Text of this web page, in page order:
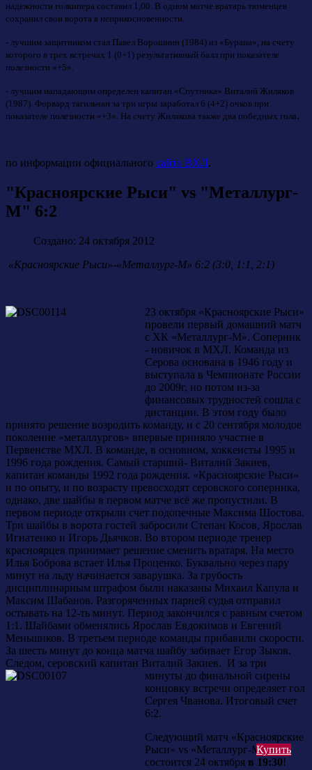
надежности голкипера составил 1,00. В одном матче вратарь тюменцев
сохранил свои ворота в неприкосновенности.
- лучшим защитником стал Павел Ворошнин (1984) из «Бурана», на счету
которого в трех встречах 1 (0+1) результативный балл при показателе
полезности «+5».
- лучшим нападающим определен капитан «Спутника» Виталий Жиляков
(1987). Форвард тагильчан за три игры заработал 6 (4+2) очков при
показателе полезности «+3». На счету Жилякова также два победных гола.
по информации официального сайта ВХЛ.
"Красноярские Рыси" vs "Металлург-
М" 6:2
Создано: 24 октября 2012
«Красноярские Рыси»-«Металлург-М» 6:2 (3:0, 1:1, 2:1)
23 октября «Красноярские Рыси»
провели первый домашний матч
с ХК «Металлург-М». Соперник
- новичок в МХЛ. Команда из
Серова основана в 1946 году и
выступала в Чемпионате России
до 2009г, но потом из-за
финансовых трудностей сошла с
дистанции. В этом году было
принято решение возродить команду, и с 20 сентября молодое
поколение «металлургов» впервые приняло участие в
Первенстве МХЛ. В команде, в основном, хоккеисты 1995 и
1996 года рождения. Самый старший- Виталий Закиев,
капитан команды 1992 года рождения. «Красноярские Рыси»
и по опыту, и по возрасту превосходят серовского соперника,
однако, две шайбы в первом матче всё же пропустили. В
первом периоде открыли счет подопечные Максима Шостова.
Три шайбы в ворота гостей забросили Степан Косов, Ярослав
Игнатенко и Игорь Дьячков. Во втором периоде тренер
красноярцев принимает решение сменить вратаря. На место
Илья Боброва встает Илья Проценко. Буквально через пару
минут на льду начинается заварушка. За грубость
дисциплинарным штрафом были наказаны Михаил Капула и
Максим Шабанов. Разгоряченных парней судья отправил
остывать на 12-ть минут. Период закончился с равным счетом
1:1. Шайбами обменялись Ярослав Евдокимов и Евгений
Меньшиков. В третьем периоде команды прибавили скорости.
За шесть минут до конца матча шайбу забивает Егор Зыков.
Следом, серовский капитан Виталий Закиев. И за три
минуты до финальной сирены
концовку встречи определяет гол
Сергея Чванова. Итоговый счет
6:2.
Следующий матч «Красноярские
Рыси» vs «Металлург-М»
состоится 24 октября в 19:30!
Купить